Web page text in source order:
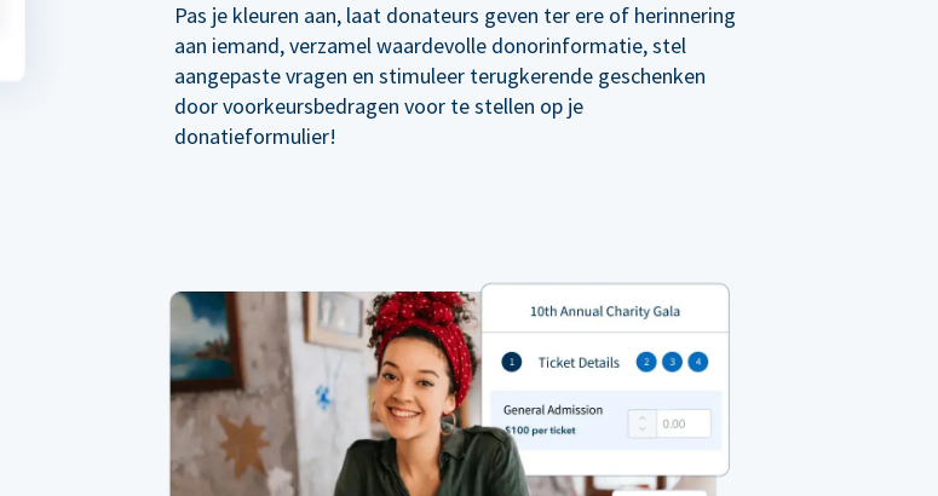
Pas je kleuren aan, laat donateurs geven ter ere of herinnering
aan iemand, verzamel waardevolle donorinformatie, stel
aangepaste vragen en stimuleer terugkerende geschenken
door voorkeursbedragen voor te stellen op je
donatieformulier!